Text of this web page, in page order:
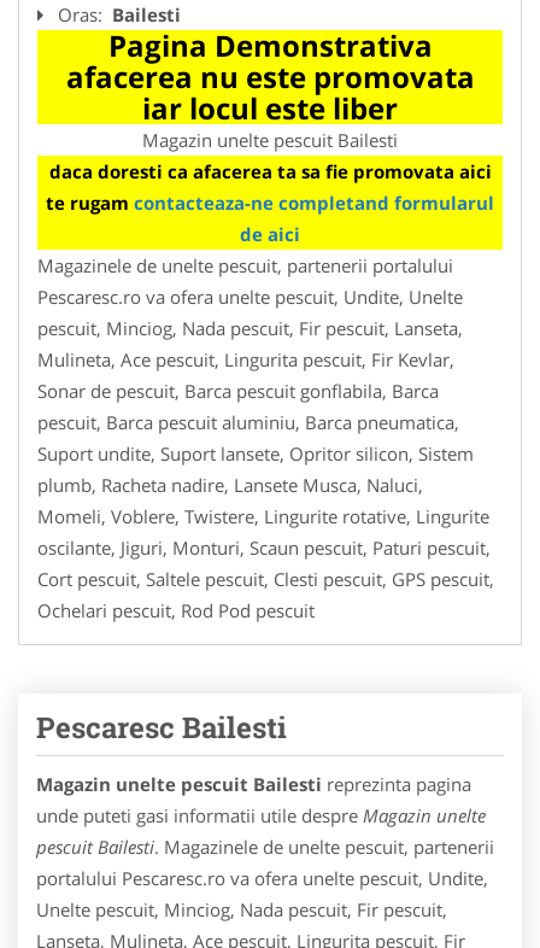
Oras: Bailesti
Pagina Demonstrativa
afacerea nu este promovata
iar locul este liber
Magazin unelte pescuit Bailesti
daca doresti ca afacerea ta sa fie promovata aici
te rugam contacteaza-ne completand formularul
de aici
Magazinele de unelte pescuit, partenerii portalului
Pescaresc.ro va ofera unelte pescuit, Undite, Unelte
pescuit, Minciog, Nada pescuit, Fir pescuit, Lanseta,
Mulineta, Ace pescuit, Lingurita pescuit, Fir Kevlar,
Sonar de pescuit, Barca pescuit gonflabila, Barca
pescuit, Barca pescuit aluminiu, Barca pneumatica,
Suport undite, Suport lansete, Opritor silicon, Sistem
plumb, Racheta nadire, Lansete Musca, Naluci,
Momeli, Voblere, Twistere, Lingurite rotative, Lingurite
oscilante, Jiguri, Monturi, Scaun pescuit, Paturi pescuit,
Cort pescuit, Saltele pescuit, Clesti pescuit, GPS pescuit,
Ochelari pescuit, Rod Pod pescuit
Pescaresc Bailesti
Magazin unelte pescuit Bailesti reprezinta pagina
unde puteti gasi informatii utile despre Magazin unelte
pescuit Bailesti. Magazinele de unelte pescuit, partenerii
portalului Pescaresc.ro va ofera unelte pescuit, Undite,
Unelte pescuit, Minciog, Nada pescuit, Fir pescuit,
Lanseta, Mulineta, Ace pescuit, Lingurita pescuit, Fir